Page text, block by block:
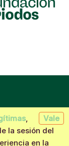
© 2026
Vale
,
la sesión del
en la